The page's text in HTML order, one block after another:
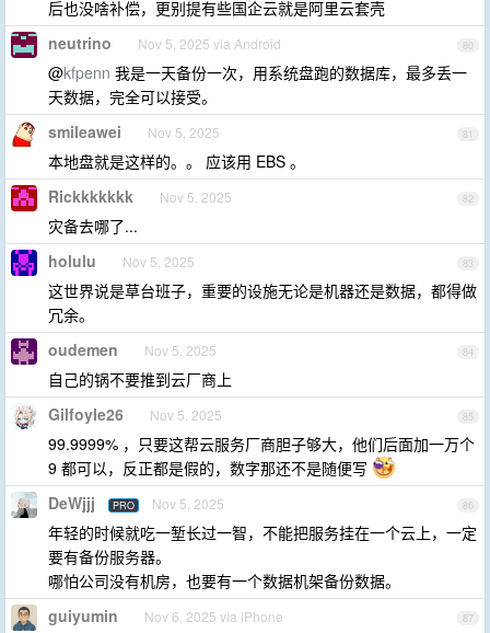
后也没啥补偿，更别提有些国企云就是阿里云套壳
80
neutrino Nov 5, 2025 via Android
@kfpenn 我是一天备份一次，用系统盘跑的数据库，最多丢一
天数据，完全可以接受。
81
smileawei Nov 5, 2025
本地盘就是这样的。。 应该用 EBS 。
82
Rickkkkkkk Nov 5, 2025
灾备去哪了...
83
holulu Nov 5, 2025
这世界说是草台班子，重要的设施无论是机器还是数据，都得做
冗余。
84
oudemen Nov 5, 2025
自己的锅不要推到云厂商上
85
Gilfoyle26 Nov 5, 2025
99.9999% ，只要这帮云服务厂商胆子够大，他们后面加一万个
9 都可以，反正都是假的，数字那还不是随便写
86
DeWjjj PRO Nov 5, 2025
年轻的时候就吃一堑长过一智，不能把服务挂在一个云上，一定
要有备份服务器。
哪怕公司没有机房，也要有一个数据机架备份数据。
87
guiyumin Nov 6, 2025 via iPhone